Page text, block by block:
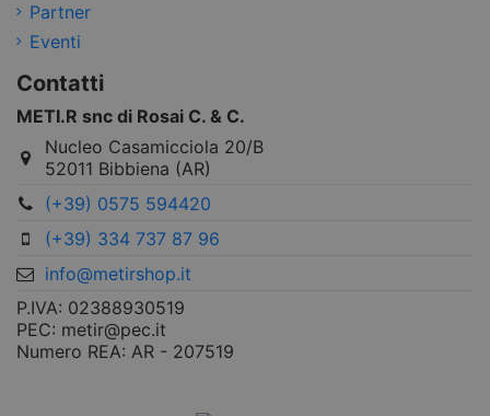
Partner
Eventi
Contatti
METI.R snc di Rosai C. & C.
Nucleo Casamicciola 20/B
52011 Bibbiena (AR)
(+39) 0575 594420
(+39) 334 737 87 96
info@metirshop.it
P.IVA: 02388930519
PEC: metir@pec.it
Numero REA: AR - 207519